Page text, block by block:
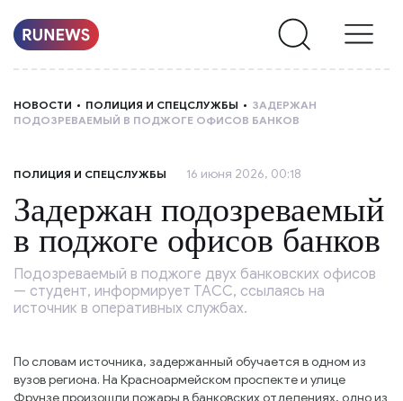
О
НАС
НОВОСТИ ПОЛИЦИЯ И СПЕЦСЛУЖБЫ
ЗАДЕРЖАН
ПОДОЗРЕВАЕМЫЙ В ПОДЖОГЕ ОФИСОВ БАНКОВ
ПОЛИЦИЯ И СПЕЦСЛУЖБЫ 16 июня 2026, 00:18
Задержан подозреваемый
в поджоге офисов банков
Подозреваемый в поджоге двух банковских офисов
— студент, информирует ТАСС, ссылаясь на
источник в оперативных службах.
По словам источника, задержанный обучается в одном из
вузов региона. На Красноармейском проспекте и улице
Фрунзе произошли пожары в банковских отделениях, одно из